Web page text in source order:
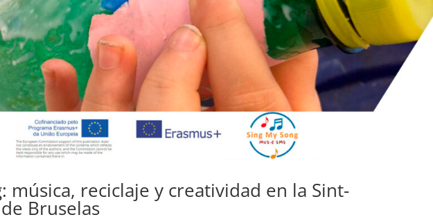
música, reciclaje y creatividad en la Sint-
Bruselas